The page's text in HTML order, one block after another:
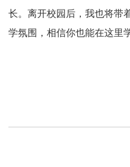
长。离开校园后，我也将带
学氛围，相信你也能在这里